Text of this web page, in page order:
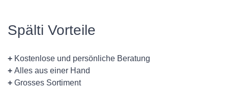
Spälti Vorteile
+ Kostenlose und persönliche Beratung
+ Alles aus einer Hand
+ Grosses Sortiment